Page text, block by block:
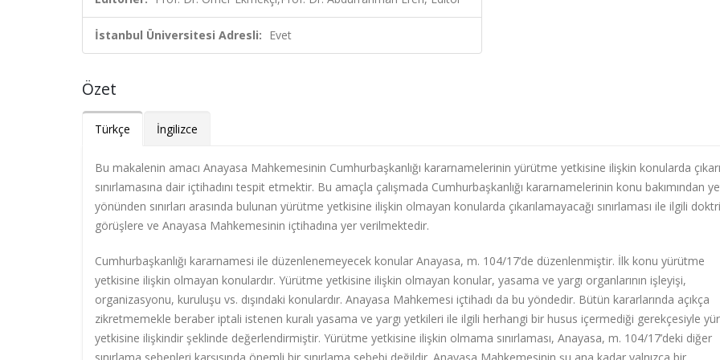
İstanbul Üniversitesi Adresli: Evet
Özet
Türkçe İngilizce
Bu makalenin amacı Anayasa Mahkemesinin Cumhurbaşkanlığı kararnamelerinin yürütme yetkisine ilişkin konularda
sınırlamasına dair içtihadını tespit etmektir. Bu amaçla çalışmada Cumhurbaşkanlığı kararnamelerinin konu bakımından
yönünden sınırları arasında bulunan yürütme yetkisine ilişkin olmayan konularda çıkarılamayacağı sınırlaması ile ilgili
görüşlere ve Anayasa Mahkemesinin içtihadına yer verilmektedir.
Cumhurbaşkanlığı kararnamesi ile düzenlenemeyecek konular Anayasa, m. 104/17’de düzenlenmiştir. İlk konu yürütme
yetkisine ilişkin olmayan konulardır. Yürütme yetkisine ilişkin olmayan konular, yasama ve yargı organlarının işleyişi,
organizasyonu, kuruluşu vs. dışındaki konulardır. Anayasa Mahkemesi içtihadı da bu yöndedir. Bütün kararlarında açıkça
zikretmemekle beraber iptali istenen kuralı yasama ve yargı yetkileri ile ilgili herhangi bir husus içermediği gerekçesiyle
yetkisine ilişkindir şeklinde değerlendirmiştir. Yürütme yetkisine ilişkin olmama sınırlaması, Anayasa, m. 104/17’deki diğer